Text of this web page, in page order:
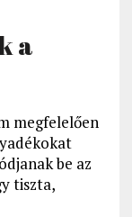
a
megfelelően
be az
tiszta,